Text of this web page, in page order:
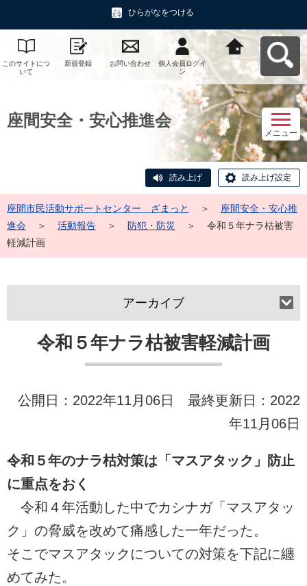
ひらがなをつける
このサイトにつ
いて
新規登録 お問い合わせ
個人会員ログイ
ン
座間市民活動サ
ポートセンタ
ー ざまっとへ
戻る
座間安全・安心推進会
メニュー
読み上げ 読み上げ設定
座間市民活動サポートセンター ざまっと ＞
座間安全・安心推
進会
＞ 活動報告 ＞ 防犯・防災 ＞
令和５年ナラ枯被害
軽減計画
令和５年ナラ枯被害軽減計画
公開日：2022年11月06日 最終更新日：2022
年11月06日
令和５年のナラ枯対策は「マスアタック」防止
に重点をおく
令和４年活動した中でカシナガ「マスアタッ
ク」の脅威を改めて痛感した一年だった。
そこでマスアタックについての対策を下記に纏
めてみた。
アーカイブ